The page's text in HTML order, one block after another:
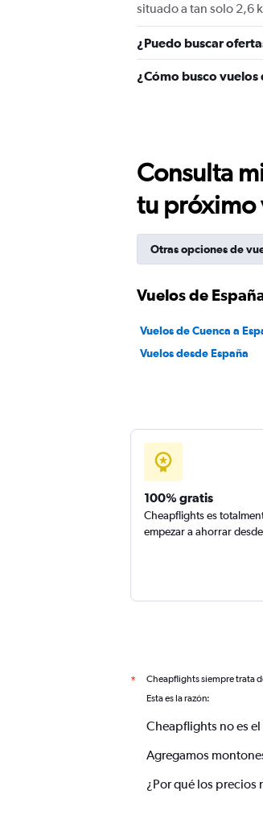
situado a tan solo 2,6
¿Puedo buscar
¿Cómo busco vuelos
Consulta
tu próximo
Otras opciones de
Vuelos de
Vuelos de Cuenca a
Vuelos desde España
100% gratis
Cheapflights es
empezar a ahorrar
* Cheapflights siempre trata
Esta es la razón:
Cheapflights no es
Agregamos
¿Por qué los precios